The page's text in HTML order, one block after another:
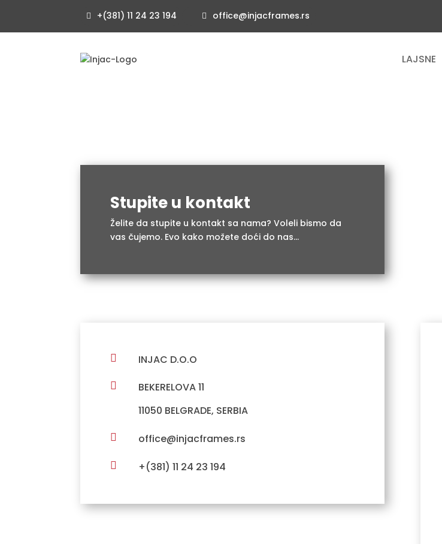
+(381) 11 24 23 194 office@injacframes.rs
LAJSNE
Stupite u kontakt
Želite da stupite u kontakt sa nama? Voleli bismo da
vas čujemo. Evo kako možete doći do nas...
 INJAC D.O.O

BEKERELOVA 11
11050 BELGRADE, SERBIA
 office@injacframes.rs
 +(381) 11 24 23 194